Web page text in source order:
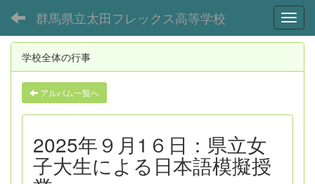
群馬県立太田フレックス高等学校
学校全体の行事
アルバム一覧へ
2025年９月1６日：県立女
子大生による日本語模擬授